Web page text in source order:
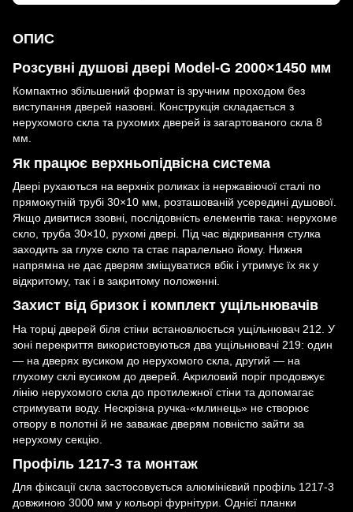
ОПИС
Розсувні душові двері Model-G 2000×1450 мм
Компактно збільшений формат із зручним проходом без
виступання дверей назовні. Конструкція складається з
нерухомого скла та рухомих дверей із загартованого скла 8
мм.
Як працює верхньопідвісна система
Двері рухаються на верхніх роликах із нержавіючої сталі по
прямокутній трубі 30×10 мм, розташованій усередині душової.
Якщо дивитися ззовні, послідовність елементів така: нерухоме
скло, труба 30×10, рухомі двері. Під час відкривання стулка
заходить за глухе скло та стає паралельно йому. Нижня
напрямна не дає дверям зміщуватися вбік і утримує їх як у
відкритому, так і в закритому положенні.
Захист від бризок і комплект ущільнювачів
На торці дверей біля стіни встановлюється ущільнювач 212. У
зоні перекриття використовуються два ущільнювачі 219: один
— на дверях вусиком до нерухомого скла, другий — на
глухому склі вусиком до дверей. Акриловий поріг продовжує
лінію нерухомого скла до протилежної стіни та допомагає
стримувати воду. Нескрізна ручка-«млинець» не створює
отвору в полотні й не заважає дверям повністю зайти за
нерухому секцію.
Профіль 1217-3 та монтаж
Для фіксації скла застосовується алюмінієвий профіль 1217-3
довжиною 3000 мм у кольорі фурнітури. Однієї планки